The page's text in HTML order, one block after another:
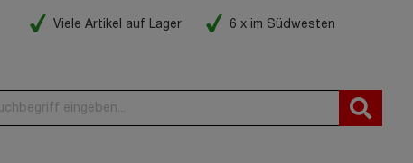
Viele Artikel auf Lager 6 x im Südwesten